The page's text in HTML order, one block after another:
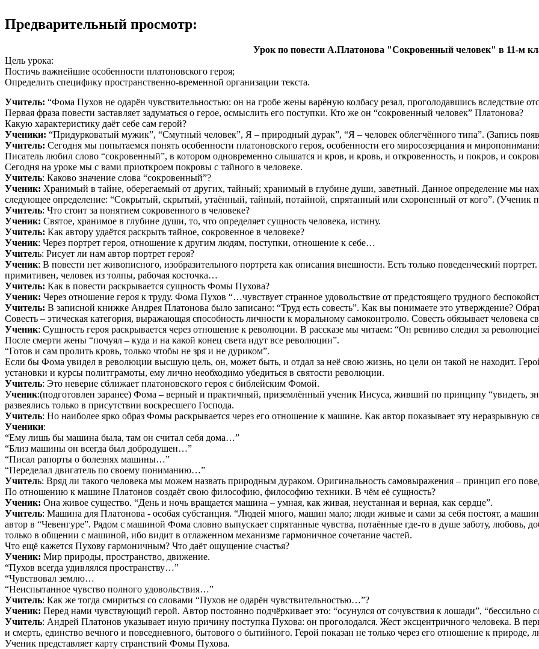
Предварительный просмотр:
Урок по повести А.Платонова "Сокровенный человек" в 11-м
Цель урока:
Постичь важнейшие особенности платоновского героя;
Определить специфику пространственно-временной организации текста.
Учитель: “Фома Пухов не одарён чувствительностью: он на гробе жены варёную колбасу резал, проголодавшись вследствие
Первая фраза повести заставляет задуматься о герое, осмыслить его поступки. Кто же он “сокровенный человек” Платонова?
Какую характеристику даёт себе сам герой?
Ученики: “Придурковатый мужик”, “Смутный человек”, Я – природный дурак”, “Я – человек облегчённого типа”. (Запись
Учитель: Сегодня мы попытаемся понять особенности платоновского героя, особенности его миросозерцания и
Писатель любил слово “сокровенный”, в котором одновременно слышатся и кров, и кровь, и откровенность, и покров, и
Сегодня на уроке мы с вами приоткроем покровы с тайного в человеке.
Учитель: Каково значение слова “сокровенный”?
Ученик: Хранимый в тайне, оберегаемый от других, тайный; хранимый в глубине души, заветный. Данное определение мы
следующее определение: “Сокрытый, скрытый, утаённый, тайный, потайной, спрятанный или схороненный от кого”. (Ученик
Учитель: Что стоит за понятием сокровенного в человеке?
Ученик: Святое, хранимое в глубине души, то, что определяет сущность человека, истину.
Учитель: Как автору удаётся раскрыть тайное, сокровенное в человеке?
Ученик: Через портрет героя, отношение к другим людям, поступки, отношение к себе…
Учитель: Рисует ли нам автор портрет героя?
Ученик: В повести нет живописного, изобразительного портрета как описания внешности. Есть только поведенческий
примитивен, человек из толпы, рабочая косточка…
Учитель: Как в повести раскрывается сущность Фомы Пухова?
Ученик: Через отношение героя к труду. Фома Пухов “…чувствует странное удовольствие от предстоящего трудного
Учитель: В записной книжке Андрея Платонова было записано: “Труд есть совесть”. Как вы понимаете это утверждение?
Совесть – этическая категория, выражающая способность личности к моральному самоконтролю. Совесть обязывает человека
Ученик: Сущность героя раскрывается через отношение к революции. В рассказе мы читаем: “Он ревниво следил за
После смерти жены “почуял – куда и на какой конец света идут все революции”.
“Готов и сам пролить кровь, только чтобы не зря и не дуриком”.
Если бы Фома увидел в революции высшую цель, он, может быть, и отдал за неё свою жизнь, но цели он такой не находит.
установки и курсы политграмоты, ему лично необходимо убедиться в святости революции.
Учитель: Это неверие сближает платоновского героя с библейским Фомой.
Ученик:(подготовлен заранее) Фома – верный и практичный, приземлённый ученик Иисуса, живший по принципу “увидеть,
развеялись только в присутствии воскресшего Господа.
Учитель: Но наиболее ярко образ Фомы раскрывается через его отношение к машине. Как автор показывает эту неразрывную
Ученики:
“Ему лишь бы машина была, там он считал себя дома…”
“Близ машины он всегда был добродушен…”
“Писал рапорты о болезнях машины…”
“Переделал двигатель по своему пониманию…”
Учитель: Вряд ли такого человека мы можем назвать природным дураком. Оригинальность самовыражения – принцип его
По отношению к машине Платонов создаёт свою философию, философию техники. В чём её сущность?
Ученик: Она живое существо. “День и ночь вращается машина – умная, как живая, неустанная и верная, как сердце”.
Учитель: Машина для Платонова - особая субстанция. “Людей много, машин мало; люди живые и сами за себя постоят, а
автор в “Чевенгуре”. Рядом с машиной Фома словно выпускает спрятанные чувства, потаённые где-то в душе заботу, любовь,
только в общении с машиной, ибо видит в отлаженном механизме гармоничное сочетание частей.
Что ещё кажется Пухову гармоничным? Что даёт ощущение счастья?
Ученик: Мир природы, пространство, движение.
“Пухов всегда удивлялся пространству…”
“Чувствовал землю…
“Неиспытанное чувство полного удовольствия…”
Учитель: Как же тогда смириться со словами “Пухов не одарён чувствительностью…”?
Ученик: Перед нами чувствующий герой. Автор постоянно подчёркивает это: “осунулся от сочувствия к лошади”,
Учитель: Андрей Платонов указывает иную причину поступка Пухова: он проголодался. Жест эксцентричного человека. В
и смерть, единство вечного и повседневного, бытового о бытийного. Герой показан не только через его отношение к
Ученик представляет карту странствий Фомы Пухова.